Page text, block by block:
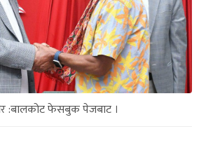
:बालकोट फेसबुक पेजबाट ।